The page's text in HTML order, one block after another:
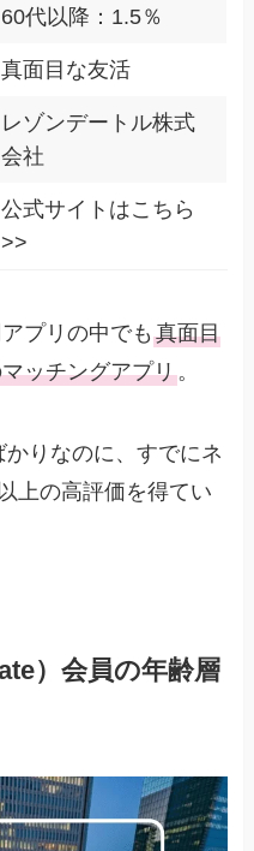
60代以降：1.5％
真面目な友活
レゾンデートル株式
会社
公式サイトはこちら
>>
プリの中でも真面目
ッチングアプリ。
りなのに、すでにネ
上の高評価を得てい
）会員の年齢層